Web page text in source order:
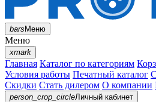
barsМеню
Меню
xmark
Главная Каталог по категориям
Условия работы Печатный каталог
Скидки Стать дилером О компании
person_crop_circleЛичный кабинет